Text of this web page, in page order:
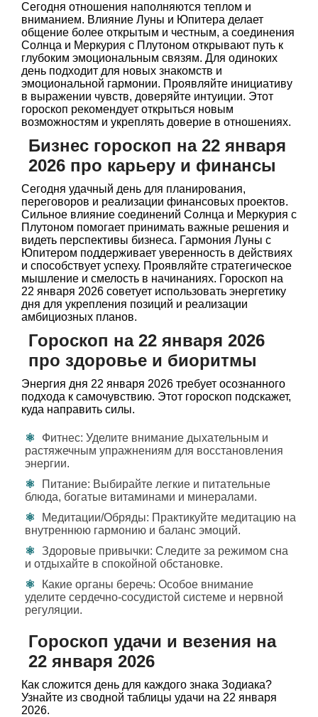
Сегодня отношения наполняются теплом и
вниманием. Влияние Луны и Юпитера делает
общение более открытым и честным, а соединения
Солнца и Меркурия с Плутоном открывают путь к
глубоким эмоциональным связям. Для одиноких
день подходит для новых знакомств и
эмоциональной гармонии. Проявляйте инициативу
в выражении чувств, доверяйте интуиции. Этот
гороскоп рекомендует открыться новым
возможностям и укреплять доверие в отношениях.
Бизнес гороскоп на 22 января
2026 про карьеру и финансы
Сегодня удачный день для планирования,
переговоров и реализации финансовых проектов.
Сильное влияние соединений Солнца и Меркурия с
Плутоном помогает принимать важные решения и
видеть перспективы бизнеса. Гармония Луны с
Юпитером поддерживает уверенность в действиях
и способствует успеху. Проявляйте стратегическое
мышление и смелость в начинаниях. Гороскоп на
22 января 2026 советует использовать энергетику
дня для укрепления позиций и реализации
амбициозных планов.
Гороскоп на 22 января 2026
про здоровье и биоритмы
Энергия дня 22 января 2026 требует осознанного
подхода к самочувствию. Этот гороскоп подскажет,
куда направить силы.
Фитнес: Уделите внимание дыхательным и
растяжечным упражнениям для восстановления
энергии.
Питание: Выбирайте легкие и питательные
блюда, богатые витаминами и минералами.
Медитации/Обряды: Практикуйте медитацию на
внутреннюю гармонию и баланс эмоций.
Здоровые привычки: Следите за режимом сна
и отдыхайте в спокойной обстановке.
Какие органы беречь: Особое внимание
уделите сердечно-сосудистой системе и нервной
регуляции.
Гороскоп удачи и везения на
22 января 2026
Как сложится день для каждого знака Зодиака?
Узнайте из сводной таблицы удачи на 22 января
2026.